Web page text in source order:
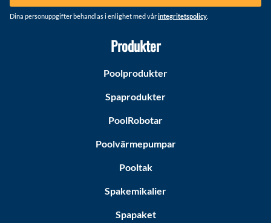
Dina personuppgifter behandlas i enlighet med vårintegritetspolicy
Produkter
Poolprodukter
Spaprodukter
PoolRobotar
Poolvärmepumpar
Pooltak
Spakemikalier
Spapaket